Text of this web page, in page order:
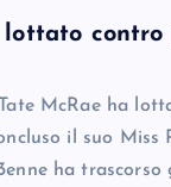
contro
McRae ha
il suo Miss
ha